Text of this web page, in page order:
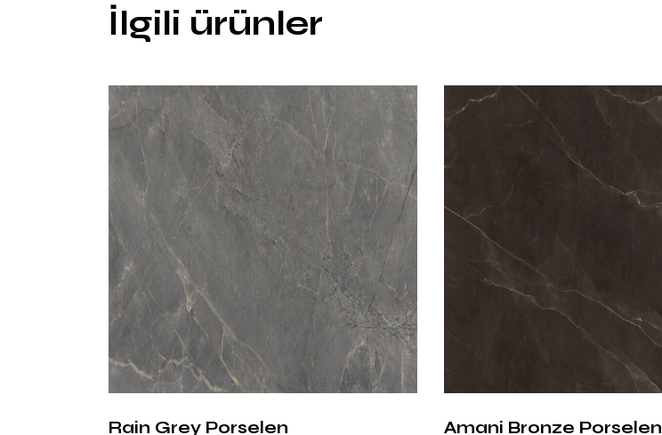
İlgili ürünler
Rain Grey Porselen Amani Bronze Porselen